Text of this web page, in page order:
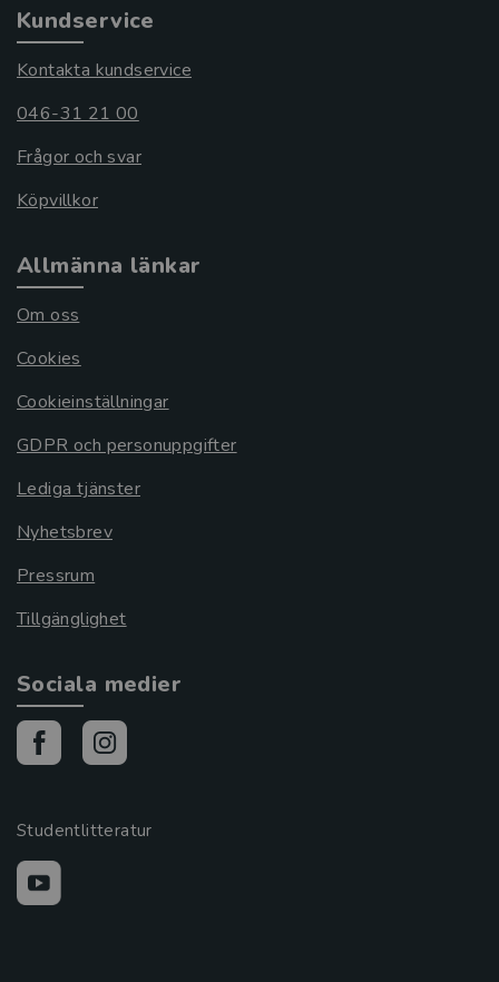
Kundservice
Kontakta kundservice
046-31 21 00
Frågor och svar
Köpvillkor
Allmänna länkar
Om oss
Cookies
Cookieinställningar
GDPR och personuppgifter
Lediga tjänster
Nyhetsbrev
Pressrum
Tillgänglighet
Sociala medier
Studentlitteratur